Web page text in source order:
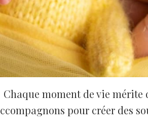
Chaque moment de vie mérite
pour créer des